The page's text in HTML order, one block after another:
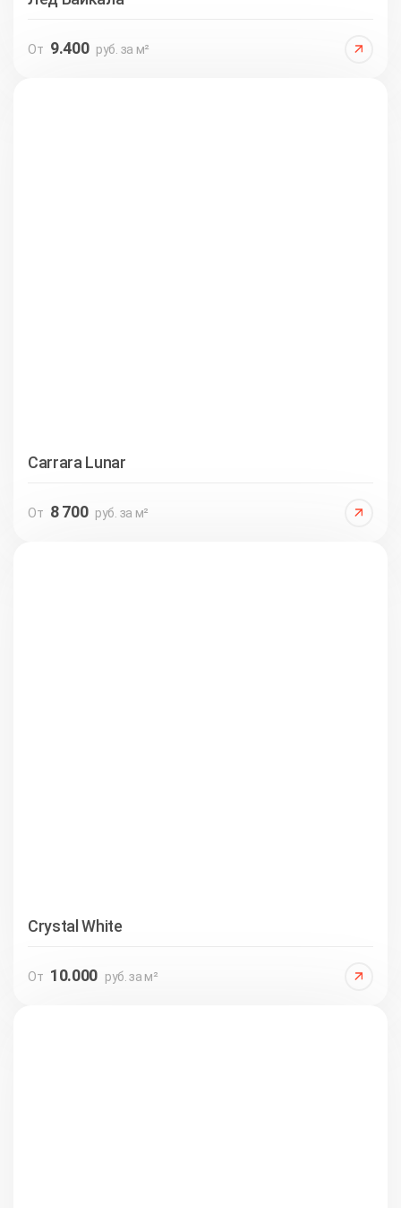
От 9.400 руб. за м²
Carrara Lunar
От 8 700 руб. за м²
Crystal White
От 10.000 руб. за м²